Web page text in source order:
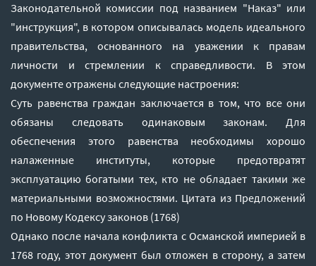
Законодательной комиссии под названием "Наказ" или
"инструкция", в котором описывалась модель идеального
правительства, основанного на уважении к правам
личности и стремлении к справедливости. В этом
документе отражены следующие настроения:
Суть равенства граждан заключается в том, что все они
обязаны следовать одинаковым законам. Для
обеспечения этого равенства необходимы хорошо
налаженные институты, которые предотвратят
эксплуатацию богатыми тех, кто не обладает такими же
материальными возможностями. Цитата из Предложений
по Новому Кодексу законов (1768)
Однако после начала конфликта с Османской империей в
1768 году, этот документ был отложен в сторону, а затем